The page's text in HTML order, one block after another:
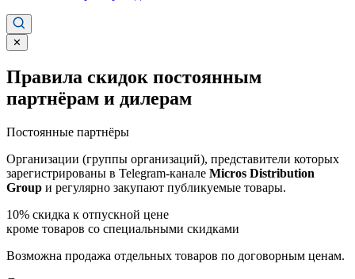
✕
Правила скидок постоянным
партнёрам и дилерам
Постоянные партнёры
Организации (группы организаций), представители которых
зарегистрированы в Telegram-канале Micros Distribution
Group и регулярно закупают публикуемые товары.
10% скидка к отпускной цене
кроме товаров со специальными скидками
Возможна продажа отдельных товаров по договорным ценам.